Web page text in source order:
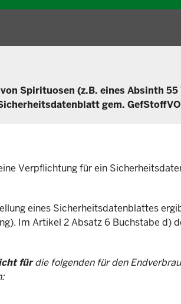
Spirituosen (z.B. eines Absinth
gem.
Verpflichtung für ein
eines Sicherheitsdatenblattes
Im Artikel 2 Absatz 6 Buchstabe d)
fürdie folgenden für den